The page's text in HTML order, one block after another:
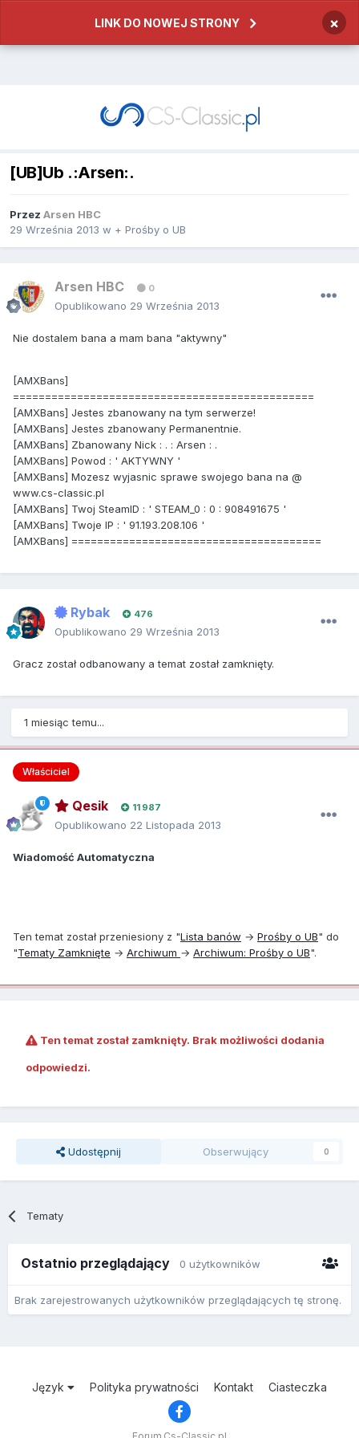
LINK DO NOWEJ STRONY ×
[UB]Ub .:Arsen:.
Przez Arsen HBC
29 Września 2013 w + Prośby o UB
Arsen HBC 0
Opublikowano 29 Września 2013
Nie dostalem bana a mam bana "aktywny"
[AMXBans]
===============================================
[AMXBans] Jestes zbanowany na tym serwerze!
[AMXBans] Jestes zbanowany Permanentnie.
[AMXBans] Zbanowany Nick : . : Arsen : .
[AMXBans] Powod : ' AKTYWNY '
[AMXBans] Mozesz wyjasnic sprawe swojego bana na @
www.cs-classic.pl
[AMXBans] Twoj SteamID : ' STEAM_0 : 0 : 908491675 '
[AMXBans] Twoje IP : ' 91.193.208.106 '
[AMXBans] =======================================
Rybak 476
Opublikowano 29 Września 2013
Gracz został odbanowany a temat został zamknięty.
1 miesiąc temu...
Właściciel
Qesik 11 987
Opublikowano 22 Listopada 2013
Wiadomość Automatyczna
Ten temat został przeniesiony z "Lista banów → Prośby o UB" do
"Tematy Zamknięte → Archiwum → Archiwum: Prośby o UB".
Ten temat został zamknięty. Brak możliwości dodania
odpowiedzi.
Udostępnij Obserwujący 0
Tematy
Ostatnio przeglądający 0 użytkowników
Brak zarejestrowanych użytkowników przeglądających tę stronę.
Język Polityka prywatności Kontakt Ciasteczka